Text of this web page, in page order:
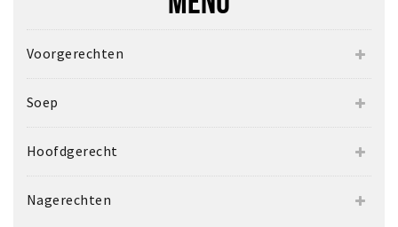
Voorgerechten
Soep
Hoofdgerecht
Nagerechten